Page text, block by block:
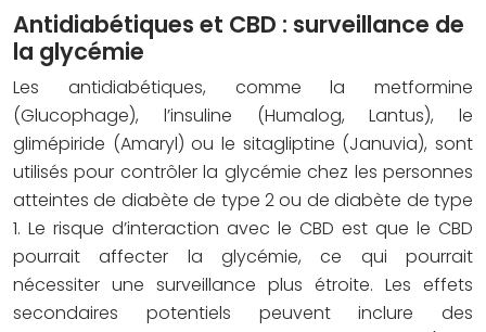
Antidiabétiques et CBD : surveillance de
la glycémie
Les antidiabétiques, comme la metformine
(Glucophage), l’insuline (Humalog, Lantus), le
glimépiride (Amaryl) ou le sitagliptine (Januvia), sont
utilisés pour contrôler la glycémie chez les personnes
atteintes de diabète de type 2 ou de diabète de type
1. Le risque d’interaction avec le CBD est que le CBD
pourrait affecter la glycémie, ce qui pourrait
nécessiter une surveillance plus étroite. Les effets
secondaires potentiels peuvent inclure des